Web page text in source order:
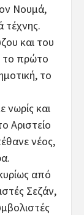
Νουμά,
τέχνης.
και του
το πρώτο
το
νωρίς και
Αριστείο
νέος,
από
Σεζάν,